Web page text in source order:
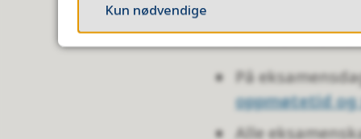
Praktisk
På
oppmøtetid og
Alle
Kun nødvendige